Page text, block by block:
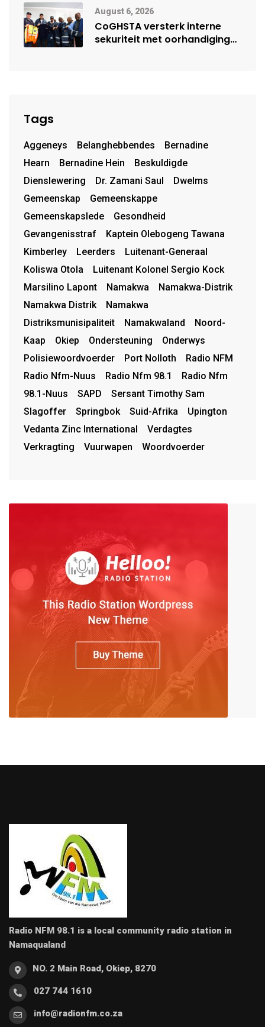
August 6, 2026
CoGHSTA versterk interne
sekuriteit met oorhandiging
Tags
Aggeneys Belanghebbendes
Bernadine
Hearn
Bernadine Hein
Beskuldigde
Dienslewering
Dr. Zamani Saul
Dwelms
Gemeenskap
Gemeenskappe
Gemeenskapslede
Gesondheid
Gevangenisstraf
Kaptein Olebogeng Tawana
Kimberley
Leerders
Luitenant-Generaal
Koliswa Otola
Luitenant Kolonel Sergio Kock
Marsilino Lapont
Namakwa
Namakwa-Distrik
Namakwa Distrik
Namakwa
Distriksmunisipaliteit
Namakwaland
Noord-
Kaap
Okiep Ondersteuning
Onderwys
Polisiewoordvoerder
Port Nolloth
Radio NFM
Radio Nfm-Nuus
Radio Nfm 98.1
Radio Nfm
98.1-Nuus
SAPD
Sersant Timothy Sam
Slagoffer
Springbok Suid-Afrika
Upington
Vedanta Zinc International
Verdagtes
Verkragting
Vuurwapen Woordvoerder
Radio NFM 98.1 is a local community radio station in
Namaqualand
NO. 2 Main Road, Okiep, 8270
027 744 1610
info@radionfm.co.za